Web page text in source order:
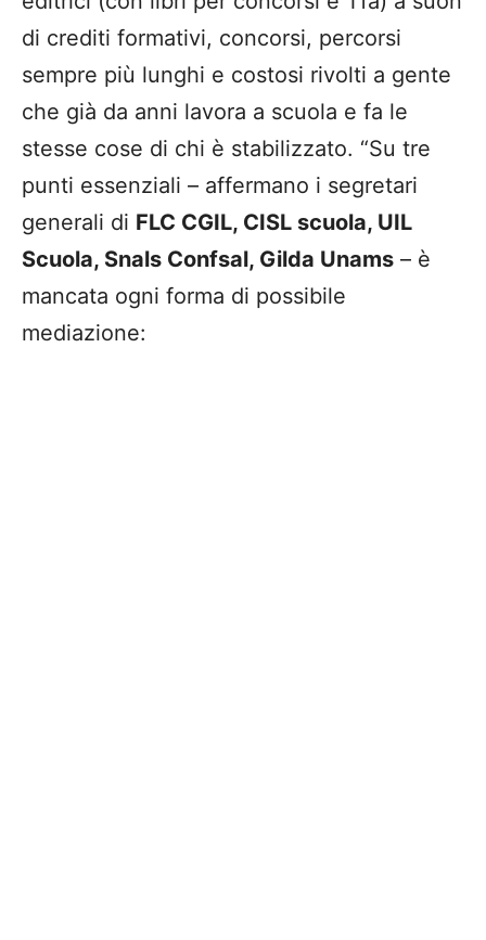
di crediti formativi, concorsi, percorsi
sempre più lunghi e costosi rivolti a gente
che già da anni lavora a scuola e fa le
stesse cose di chi è stabilizzato. “Su tre
punti essenziali – affermano i segretari
generali di FLC CGIL, CISL scuola, UIL
Scuola, Snals Confsal, Gilda Unams – è
mancata ogni forma di possibile
mediazione: